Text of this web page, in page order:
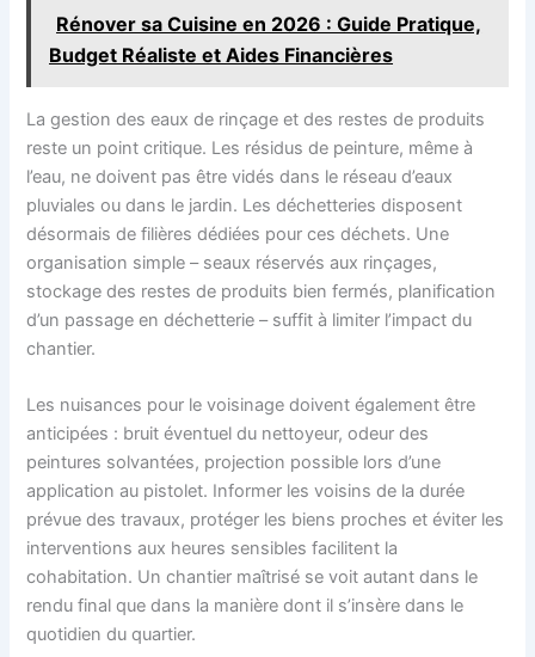
Rénover sa Cuisine en 2026 : Guide Pratique,
Budget Réaliste et Aides Financières
La gestion des eaux de rinçage et des restes de produits
reste un point critique. Les résidus de peinture, même à
l’eau, ne doivent pas être vidés dans le réseau d’eaux
pluviales ou dans le jardin. Les déchetteries disposent
désormais de filières dédiées pour ces déchets. Une
organisation simple – seaux réservés aux rinçages,
stockage des restes de produits bien fermés, planification
d’un passage en déchetterie – suffit à limiter l’impact du
chantier.
Les nuisances pour le voisinage doivent également être
anticipées : bruit éventuel du nettoyeur, odeur des
peintures solvantées, projection possible lors d’une
application au pistolet. Informer les voisins de la durée
prévue des travaux, protéger les biens proches et éviter les
interventions aux heures sensibles facilitent la
cohabitation. Un chantier maîtrisé se voit autant dans le
rendu final que dans la manière dont il s’insère dans le
quotidien du quartier.